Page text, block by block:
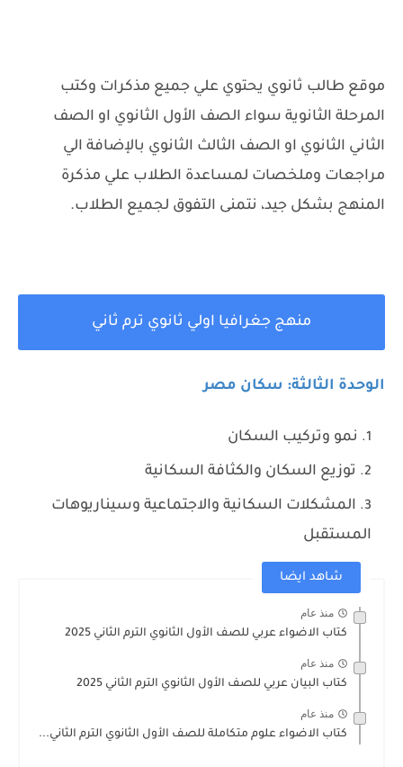
موقع طالب ثانوي يحتوي علي جميع مذكرات وكتب
المرحلة الثانوية سواء الصف الأول الثانوي او الصف
الثاني الثانوي او الصف الثالث الثانوي بالإضافة الي
مراجعات وملخصات لمساعدة الطلاب علي مذكرة
المنهج بشكل جيد، نتمنى التفوق لجميع الطلاب.
منهج جغرافيا اولي ثانوي ترم ثاني
الوحدة الثالثة: سكان مصر
نمو وتركيب السكان
توزيع السكان والكثافة السكانية
المشكلات السكانية والاجتماعية وسيناريوهات
المستقبل
شاهد ايضا
منذ عام
كتاب الاضواء عربي للصف الأول الثانوي الترم الثاني 2025
منذ عام
كتاب البيان عربي للصف الأول الثانوي الترم الثاني 2025
منذ عام
كتاب الاضواء علوم متكاملة للصف الأول الثانوي الترم الثاني...